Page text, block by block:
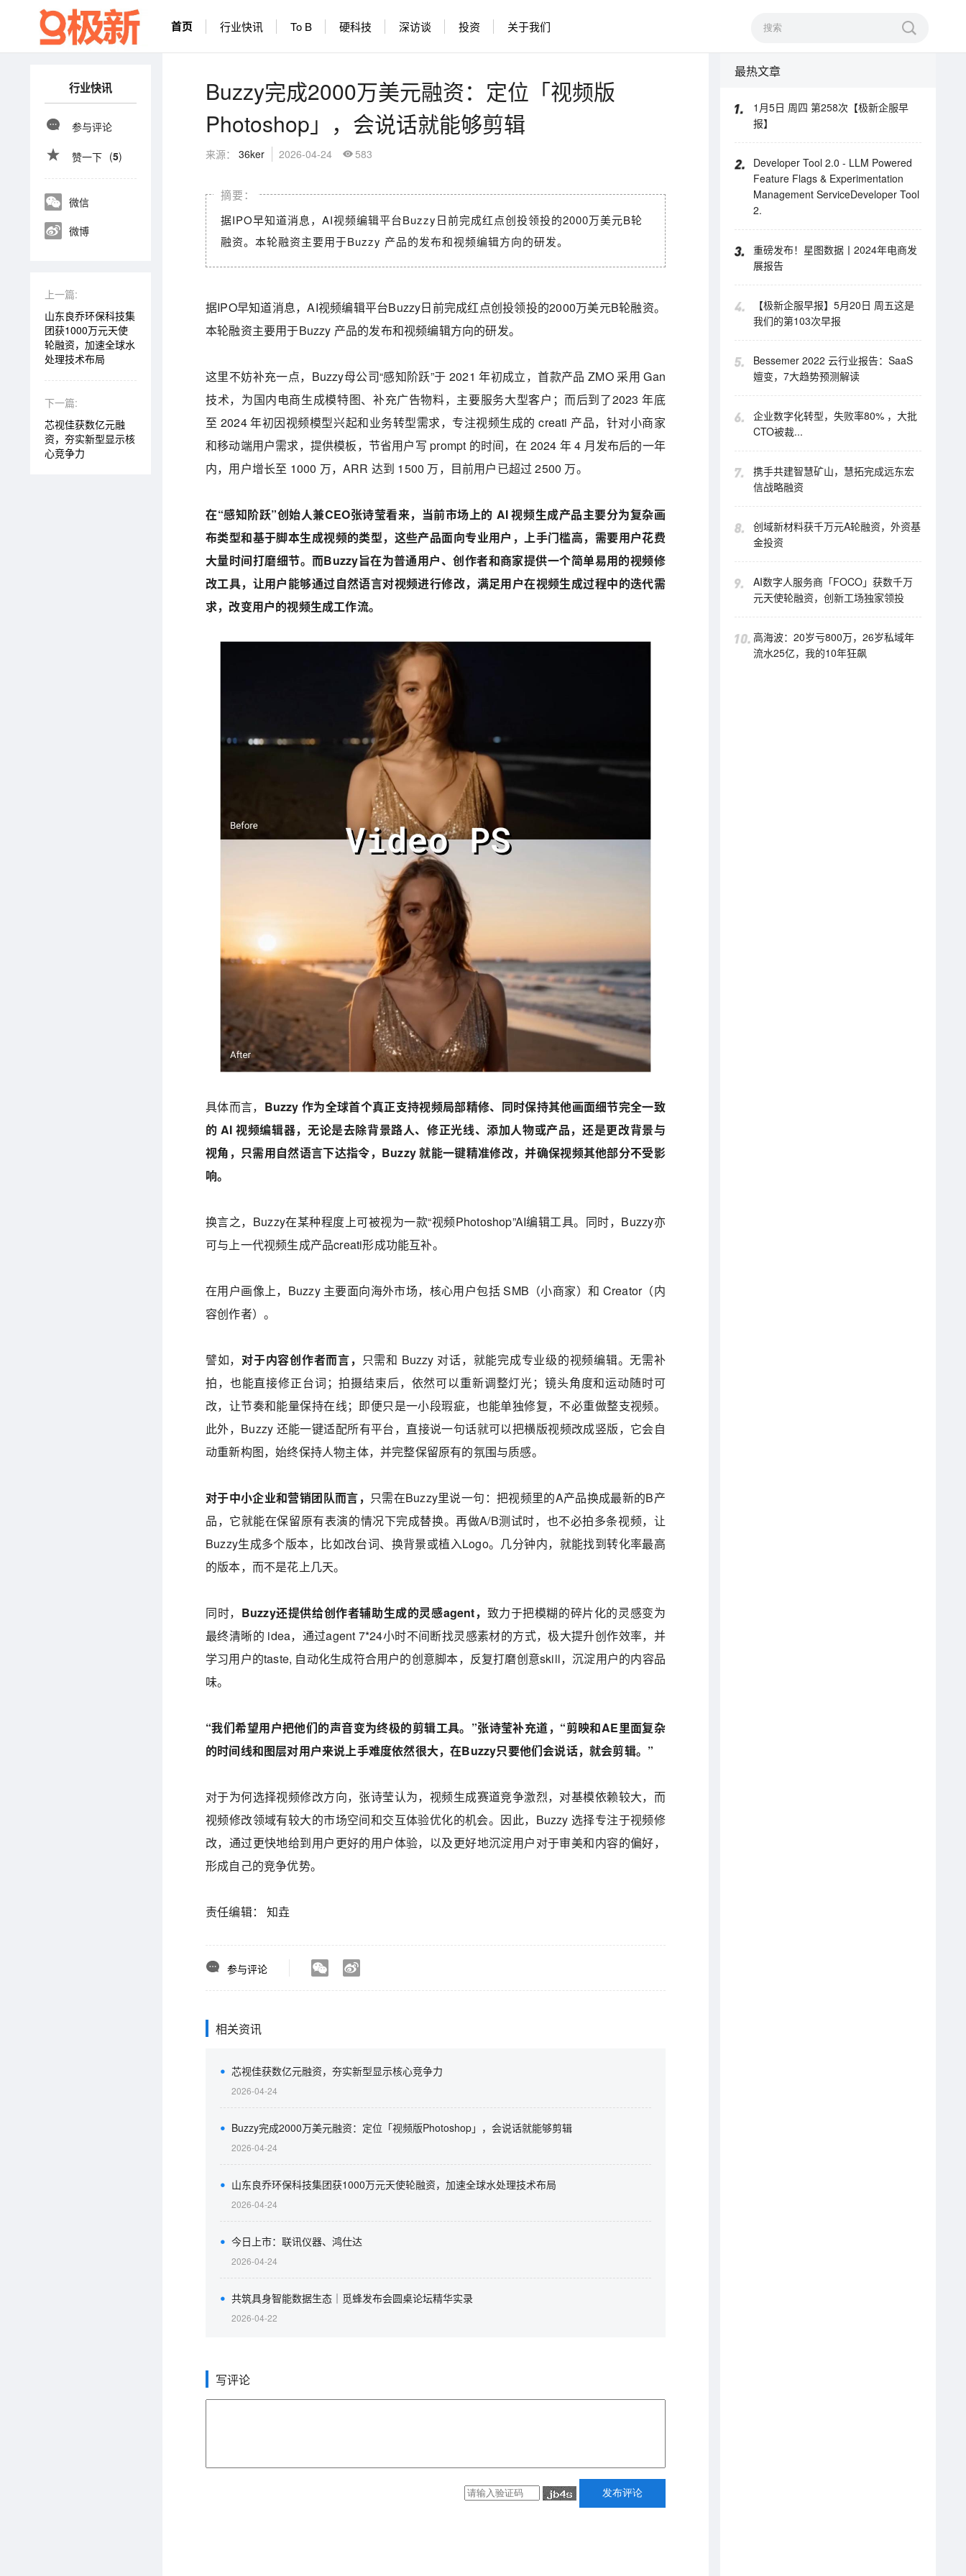
首页 行业快讯 To B 硬科技 深访谈 投资 关于我们
行业快讯
参与评论
赞一下 (5)
微信
微博
上一篇:
山东良乔环保科技集
团获1000万元天使
轮融资，加速全球水
处理技术布局
下一篇:
芯视佳获数亿元融
资，夯实新型显示核
心竞争力
Buzzy完成2000万美元融资：定位「视频版
Photoshop」，会说话就能够剪辑
来源： 36ker 2026-04-24 583
据IPO早知道消息，AI视频编辑平台Buzzy日前完成红点创投领投的2000万美元B轮
融资。本轮融资主要用于Buzzy 产品的发布和视频编辑方向的研发。
据IPO早知道消息，AI视频编辑平台Buzzy日前完成红点创投领投的2000万美元B轮融资。
本轮融资主要用于Buzzy 产品的发布和视频编辑方向的研发。
这里不妨补充一点，Buzzy母公司“感知阶跃”于 2021 年初成立，首款产品 ZMO 采用 Gan
技术，为国内电商生成模特图、补充广告物料，主要服务大型客户；而后到了2023 年底
至 2024 年初因视频模型兴起和业务转型需求，专注视频生成的 creati 产品，针对小商家
和移动端用户需求，提供模板，节省用户写 prompt 的时间，在 2024 年 4 月发布后的一年
内，用户增长至 1000 万，ARR 达到 1500 万，目前用户已超过 2500 万。
在“感知阶跃”创始人兼CEO张诗莹看来，当前市场上的 AI 视频生成产品主要分为复杂画
布类型和基于脚本生成视频的类型，这些产品面向专业用户，上手门槛高，需要用户花费
大量时间打磨细节。而Buzzy旨在为普通用户、创作者和商家提供一个简单易用的视频修
改工具，让用户能够通过自然语言对视频进行修改，满足用户在视频生成过程中的迭代需
求，改变用户的视频生成工作流。
具体而言， Buzzy 作为全球首个真正支持视频局部精修、同时保持其他画面细节完全一致
的 AI 视频编辑器，无论是去除背景路人、修正光线、添加人物或产品，还是更改背景与
视角，只需用自然语言下达指令，Buzzy 就能一键精准修改，并确保视频其他部分不受影
响。
换言之，Buzzy在某种程度上可被视为一款“视频Photoshop”AI编辑工具。同时，Buzzy亦
可与上一代视频生成产品creati形成功能互补。
在用户画像上，Buzzy 主要面向海外市场，核心用户包括 SMB（小商家）和 Creator（内
容创作者）。
譬如， 对于内容创作者而言， 只需和 Buzzy 对话，就能完成专业级的视频编辑。无需补
拍，也能直接修正台词；拍摄结束后，依然可以重新调整灯光；镜头角度和运动随时可
改，让节奏和能量保持在线；即便只是一小段瑕疵，也能单独修复，不必重做整支视频。
此外，Buzzy 还能一键适配所有平台，直接说一句话就可以把横版视频改成竖版，它会自
动重新构图，始终保持人物主体，并完整保留原有的氛围与质感。
对于中小企业和营销团队而言， 只需在Buzzy里说一句：把视频里的A产品换成最新的B产
品，它就能在保留原有表演的情况下完成替换。再做A/B测试时，也不必拍多条视频，让
Buzzy生成多个版本，比如改台词、换背景或植入Logo。几分钟内，就能找到转化率最高
的版本，而不是花上几天。
同时， Buzzy还提供给创作者辅助生成的灵感agent， 致力于把模糊的碎片化的灵感变为
最终清晰的 idea，通过agent 7*24小时不间断找灵感素材的方式，极大提升创作效率，并
学习用户的taste, 自动化生成符合用户的创意脚本，反复打磨创意skill，沉淀用户的内容品
味。
“我们希望用户把他们的声音变为终极的剪辑工具。”张诗莹补充道，“剪映和AE里面复杂
的时间线和图层对用户来说上手难度依然很大，在Buzzy只要他们会说话，就会剪辑。”
对于为何选择视频修改方向，张诗莹认为，视频生成赛道竞争激烈，对基模依赖较大，而
视频修改领域有较大的市场空间和交互体验优化的机会。因此，Buzzy 选择专注于视频修
改，通过更快地给到用户更好的用户体验，以及更好地沉淀用户对于审美和内容的偏好，
形成自己的竞争优势。
责任编辑： 知垚
参与评论
相关资讯
芯视佳获数亿元融资，夯实新型显示核心竞争力
2026-04-24
Buzzy完成2000万美元融资：定位「视频版Photoshop」，会说话就能够剪辑
2026-04-24
山东良乔环保科技集团获1000万元天使轮融资，加速全球水处理技术布局
2026-04-24
今日上市：联讯仪器、鸿仕达
2026-04-24
共筑具身智能数据生态｜觅蜂发布会圆桌论坛精华实录
2026-04-22
写评论
发布评论
最热文章
1月5日 周四 第258次【极新企服早
报】
Developer Tool 2.0 - LLM Powered
Feature Flags & Experimentation
Management ServiceDeveloper Tool
2.
重磅发布！星图数据丨2024年电商发
展报告
【极新企服早报】5月20日 周五这是
我们的第103次早报
Bessemer 2022 云行业报告：SaaS
嬗变，7大趋势预测解读
企业数字化转型，失败率80% ，大批
CTO被裁...
携手共建智慧矿山，慧拓完成远东宏
信战略融资
创域新材料获千万元A轮融资，外资基
金投资
AI数字人服务商「FOCO」获数千万
元天使轮融资，创新工场独家领投
高海波：20岁亏800万，26岁私域年
流水25亿，我的10年狂飙